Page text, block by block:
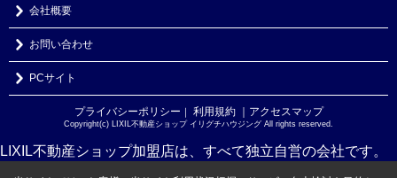
会社概要
お問い合わせ
PCサイト
プライバシーポリシー 利用規約 ｜アクセスマップ
Copyright(c) LIXIL不動産ショップ イリグチハウジング All rights reserved.
LIXIL不動産ショップ加盟店は、すべて独立自営の会社です。